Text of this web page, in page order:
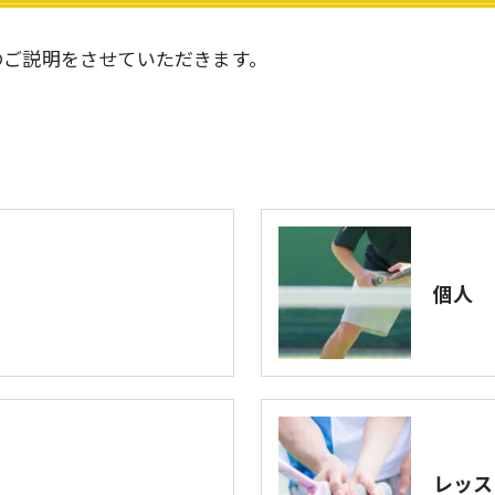
説明をさせていただきます。
個人
レッ